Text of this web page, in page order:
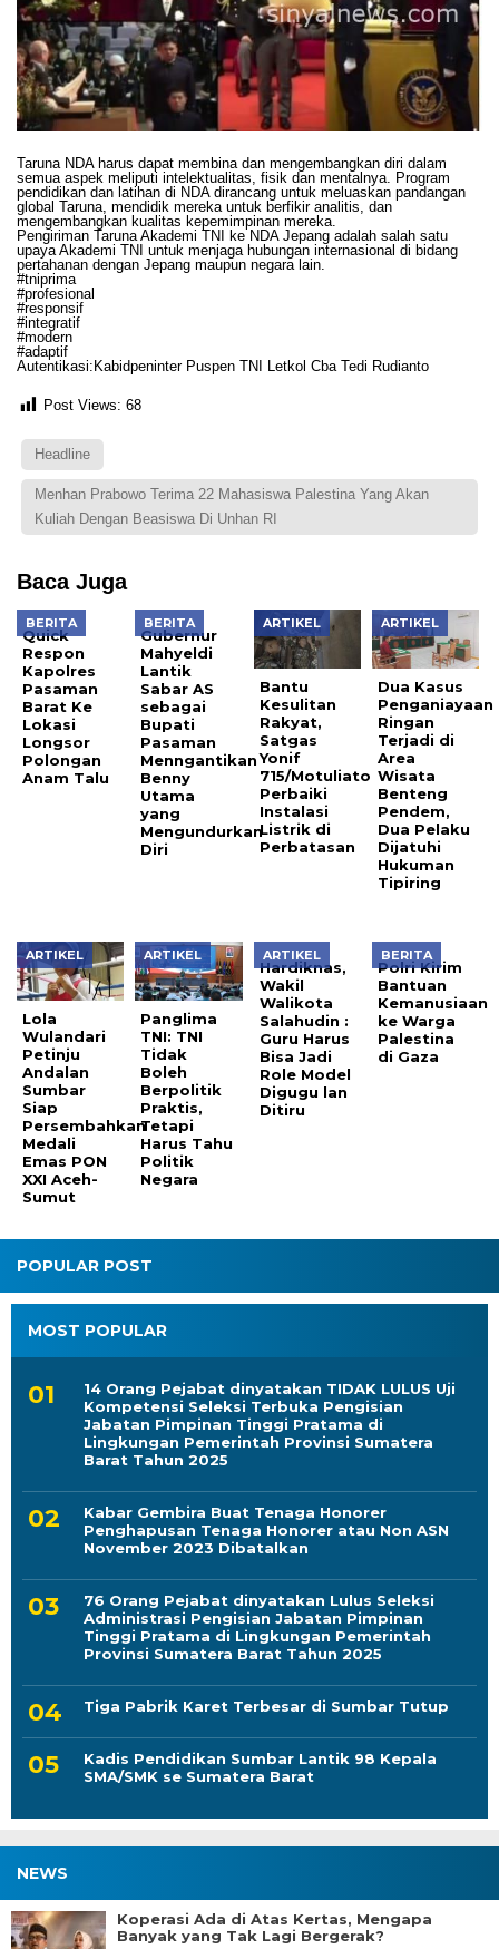
Taruna NDA harus dapat membina dan mengembangkan diri dalam
semua aspek meliputi intelektualitas, fisik dan mentalnya. Program
pendidikan dan latihan di NDA dirancang untuk meluaskan pandangan
global Taruna, mendidik mereka untuk berfikir analitis, dan
mengembangkan kualitas kepemimpinan mereka.
Pengiriman Taruna Akademi TNI ke NDA Jepang adalah salah satu
upaya Akademi TNI untuk menjaga hubungan internasional di bidang
pertahanan dengan Jepang maupun negara lain.
#tniprima
#profesional
#responsif
#integratif
#modern
#adaptif
Autentikasi:Kabidpeninter Puspen TNI Letkol Cba Tedi Rudianto
Post Views: 68
Headline
Menhan Prabowo Terima 22 Mahasiswa Palestina Yang Akan
Kuliah Dengan Beasiswa Di Unhan RI
Baca Juga
BERITA
Quick
Respon
Kapolres
Pasaman
Barat Ke
Lokasi
Longsor
Polongan
Anam Talu
BERITA
Gubernur
Mahyeldi
Lantik
Sabar AS
sebagai
Bupati
Pasaman
Menngantikan
Benny
Utama
yang
Mengundurkan
Diri
ARTIKEL
Bantu
Kesulitan
Rakyat,
Satgas
Yonif
715/Motuliato
Perbaiki
Instalasi
Listrik di
Perbatasan
ARTIKEL
Dua Kasus
Penganiayaan
Ringan
Terjadi di
Area
Wisata
Benteng
Pendem,
Dua Pelaku
Dijatuhi
Hukuman
Tipiring
ARTIKEL
Lola
Wulandari
Petinju
Andalan
Sumbar
Siap
Persembahkan
Medali
Emas PON
XXI Aceh-
Sumut
ARTIKEL
Panglima
TNI: TNI
Tidak
Boleh
Berpolitik
Praktis,
Tetapi
Harus Tahu
Politik
Negara
ARTIKEL
Hardiknas,
Wakil
Walikota
Salahudin :
Guru Harus
Bisa Jadi
Role Model
Digugu lan
Ditiru
BERITA
Polri Kirim
Bantuan
Kemanusiaan
ke Warga
Palestina
di Gaza
POPULAR POST
MOST POPULAR
14 Orang Pejabat dinyatakan TIDAK LULUS Uji
Kompetensi Seleksi Terbuka Pengisian
Jabatan Pimpinan Tinggi Pratama di
Lingkungan Pemerintah Provinsi Sumatera
Barat Tahun 2025
Kabar Gembira Buat Tenaga Honorer
Penghapusan Tenaga Honorer atau Non ASN
November 2023 Dibatalkan
76 Orang Pejabat dinyatakan Lulus Seleksi
Administrasi Pengisian Jabatan Pimpinan
Tinggi Pratama di Lingkungan Pemerintah
Provinsi Sumatera Barat Tahun 2025
Tiga Pabrik Karet Terbesar di Sumbar Tutup
Kadis Pendidikan Sumbar Lantik 98 Kepala
SMA/SMK se Sumatera Barat
NEWS
Koperasi Ada di Atas Kertas, Mengapa
Banyak yang Tak Lagi Bergerak?